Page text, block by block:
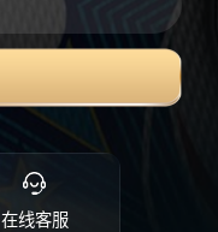
在线客服